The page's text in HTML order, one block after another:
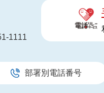
1111
部署別電話番号